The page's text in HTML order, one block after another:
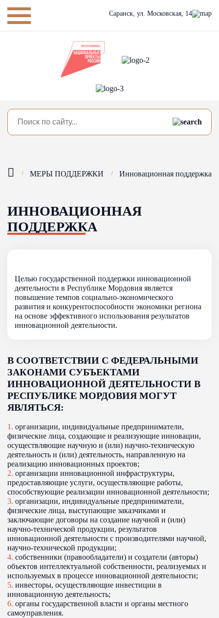
Саранск, ул. Московская, 14
МЕРЫ ПОДДЕРЖКИ Инновационная поддержка
ИННОВАЦИОННАЯ
ПОДДЕРЖКА
Целью государственной поддержки инновационной
деятельности в Республике Мордовия является
повышение темпов социально-экономического
развития и конкурентоспособности экономики региона
на основе эффективного использования результатов
инновационной деятельности.
В СООТВЕТСТВИИ С ФЕДЕРАЛЬНЫМИ
ЗАКОНАМИ СУБЪЕКТАМИ
ИННОВАЦИОННОЙ ДЕЯТЕЛЬНОСТИ В
РЕСПУБЛИКЕ МОРДОВИЯ МОГУТ
ЯВЛЯТЬСЯ:
1. организации, индивидуальные предприниматели,
физические лица, создающие и реализующие инновации,
осуществляющие научную и (или) научно-техническую
деятельность и (или) деятельность, направленную на
реализацию инновационных проектов;
2. организации инновационной инфраструктуры,
предоставляющие услуги, осуществляющие работы,
способствующие реализации инновационной деятельности;
3. организации, индивидуальные предприниматели,
физические лица, выступающие заказчиками и
заключающие договоры на создание научной и (или)
научно-технической продукции, результатов
инновационной деятельности с производителями научной,
научно-технической продукции;
4. собственники (правообладатели) и создатели (авторы)
объектов интеллектуальной собственности, реализуемых и
используемых в процессе инновационной деятельности;
5. инвесторы, осуществляющие инвестиции в
инновационную деятельность;
6. органы государственной власти и органы местного
самоуправления.